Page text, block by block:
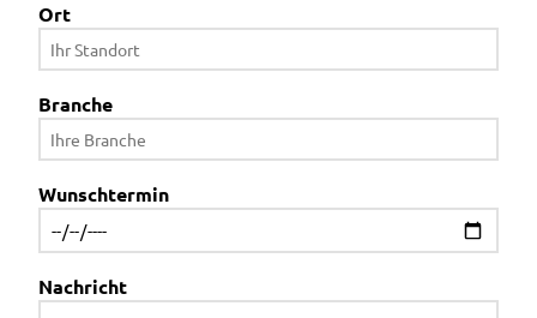
Ort
Branche
Wunschtermin
Nachricht